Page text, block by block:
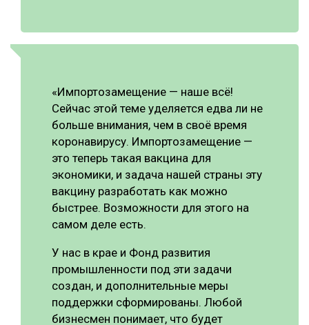
«Импортозамещение — наше всё!
Сейчас этой теме уделяется едва ли не
больше внимания, чем в своё время
коронавирусу. Импортозамещение —
это теперь такая вакцина для
экономики, и задача нашей страны эту
вакцину разработать как можно
быстрее. Возможности для этого на
самом деле есть.
У нас в крае и Фонд развития
промышленности под эти задачи
создан, и дополнительные меры
поддержки сформированы. Любой
бизнесмен понимает, что будет